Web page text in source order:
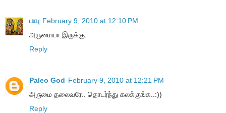
பாபு February 9, 2010 at 12:10 PM
அருமையா இருக்கு.
Reply
Paleo God February 9, 2010 at 12:21 PM
அருமை தலைவரே.. தொடர்ந்து கலக்குங்க..:))
Reply